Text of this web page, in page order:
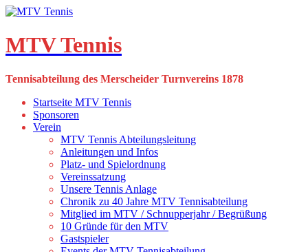
Skip
content
MTV Tennis
Tennisabteilung des Merscheider Turnvereins 1878
Startseite MTV Tennis
Sponsoren
Verein
MTV Tennis Abteilungsleitung
Anleitungen und Infos
Platz- und Spielordnung
Vereinssatzung
Unsere Tennis Anlage
Chronik zu 40 Jahre MTV Tennisabteilung
Mitglied im MTV / Schnupperjahr / Begrüßung
10 Gründe für den MTV
Gastspieler